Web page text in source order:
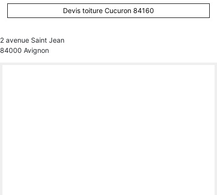
Devis toiture Cucuron 84160
2 avenue Saint Jean
84000 Avignon